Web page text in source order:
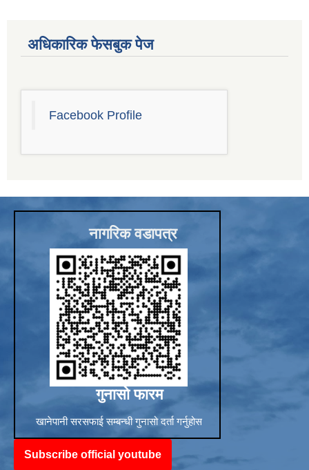
अधिकारिक फेसबुक पेज
Facebook Profile
नागरिक वडापत्र
गुनासो फारम
खानेपानी सरसफाई सम्बन्धी गुनासो दर्ता गर्नुहोस
Subscribe official youtube